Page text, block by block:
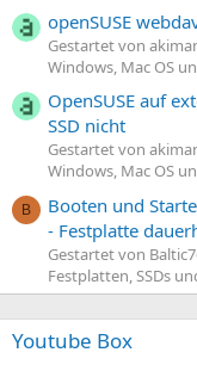
openSUSE
Gestartet von
Windows, Mac OS
OpenSUSE auf
SSD nicht
Gestartet von
Windows, Mac OS
B
Booten und
- Festplatte
Gestartet von
Festplatten, SSDs
Youtube Box